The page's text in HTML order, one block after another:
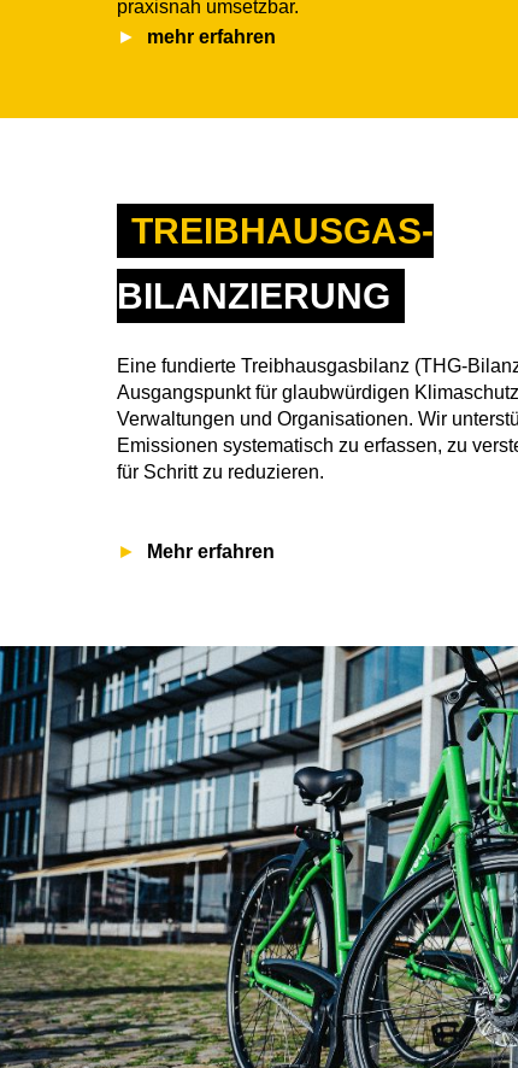
praxisnah umsetzbar.
mehr erfahren
TREIBHAUSGAS-
BILANZIERUNG
Eine fundierte Treibhausgasbilanz (THG-
Ausgangspunkt für glaubwürdigen
Verwaltungen und Organisationen. Wir
Emissionen systematisch zu erfassen, zu
für Schritt zu reduzieren.
Mehr erfahren